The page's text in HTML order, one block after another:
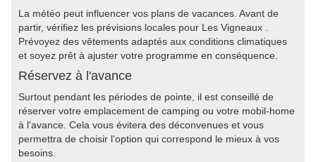
La météo peut influencer vos plans de vacances. Avant de
partir, vérifiez les prévisions locales pour Les Vigneaux .
Prévoyez des vêtements adaptés aux conditions climatiques
et soyez prêt à ajuster votre programme en conséquence.
Réservez à l'avance
Surtout pendant les périodes de pointe, il est conseillé de
réserver votre emplacement de camping ou votre mobil-home
à l'avance. Cela vous évitera des déconvenues et vous
permettra de choisir l'option qui correspond le mieux à vos
besoins.